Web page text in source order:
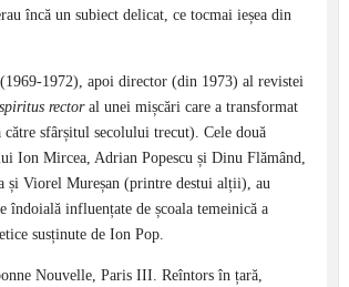
încă un subiect delicat, ce tocmai ieșea din
1972), apoi director (din 1973) al revistei
spiritus rectoral unei mișcări care a transformat
sfârșitul secolului trecut). Cele două
Ion Mircea, Adrian Popescu și Dinu Flămând,
și Viorel Mureșan (printre destui alții), au
influențate de școala temeinică a
susținute de Ion Pop.
Nouvelle, Paris III. Reîntors în țară,